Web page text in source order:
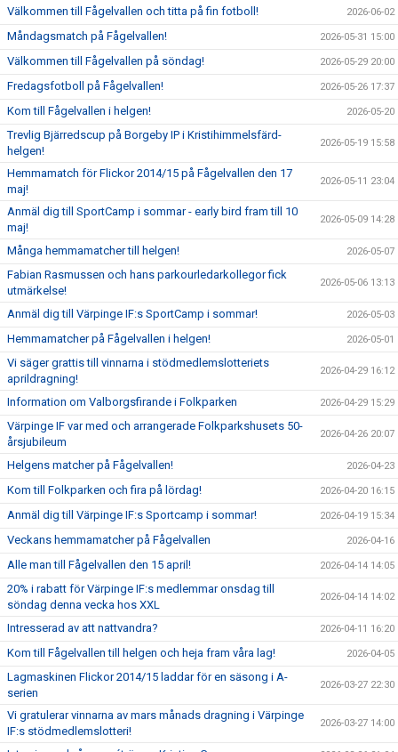
Välkommen till Fågelvallen och titta på fin fotboll! 2026-06-02
Måndagsmatch på Fågelvallen! 2026-05-31 15:00
Välkommen till Fågelvallen på söndag! 2026-05-29 20:00
Fredagsfotboll på Fågelvallen! 2026-05-26 17:37
Kom till Fågelvallen i helgen! 2026-05-20
Trevlig Bjärredscup på Borgeby IP i Kristihimmelsfärd-
helgen!
2026-05-19 15:58
Hemmamatch för Flickor 2014/15 på Fågelvallen den 17
maj!
2026-05-11 23:04
Anmäl dig till SportCamp i sommar - early bird fram till 10
maj!
2026-05-09 14:28
Många hemmamatcher till helgen! 2026-05-07
Fabian Rasmussen och hans parkourledarkollegor fick
utmärkelse!
2026-05-06 13:13
Anmäl dig till Värpinge IF:s SportCamp i sommar! 2026-05-03
Hemmamatcher på Fågelvallen i helgen! 2026-05-01
Vi säger grattis till vinnarna i stödmedlemslotteriets
aprildragning!
2026-04-29 16:12
Information om Valborgsfirande i Folkparken 2026-04-29 15:29
Värpinge IF var med och arrangerade Folkparkshusets 50-
årsjubileum
2026-04-26 20:07
Helgens matcher på Fågelvallen! 2026-04-23
Kom till Folkparken och fira på lördag! 2026-04-20 16:15
Anmäl dig till Värpinge IF:s Sportcamp i sommar! 2026-04-19 15:34
Veckans hemmamatcher på Fågelvallen 2026-04-16
Alle man till Fågelvallen den 15 april! 2026-04-14 14:05
20% i rabatt för Värpinge IF:s medlemmar onsdag till
söndag denna vecka hos XXL
2026-04-14 14:02
Intresserad av att nattvandra? 2026-04-11 16:20
Kom till Fågelvallen till helgen och heja fram våra lag! 2026-04-05
Lagmaskinen Flickor 2014/15 laddar för en säsong i A-
serien
2026-03-27 22:30
Vi gratulerar vinnarna av mars månads dragning i Värpinge
IF:s stödmedlemslotteri!
2026-03-27 14:00